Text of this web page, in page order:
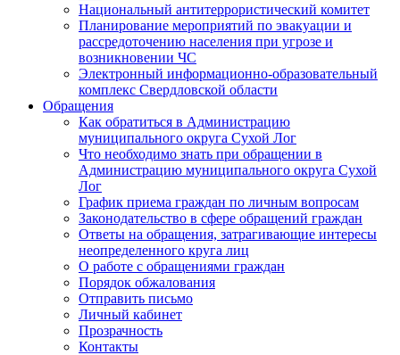
Национальный антитеррористический комитет
Планирование мероприятий по эвакуации и
рассредоточению населения при угрозе и
возникновении ЧС
Электронный информационно-образовательный
комплекс Свердловской области
Обращения
Как обратиться в Администрацию
муниципального округа Сухой Лог
Что необходимо знать при обращении в
Администрацию муниципального округа Сухой
Лог
График приема граждан по личным вопросам
Законодательство в сфере обращений граждан
Ответы на обращения, затрагивающие интересы
неопределенного круга лиц
О работе с обращениями граждан
Порядок обжалования
Отправить письмо
Личный кабинет
Прозрачность
Контакты